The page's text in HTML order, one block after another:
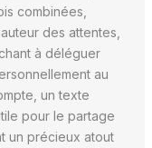
combinées,
des attentes,
à déléguer
au
un texte
pour le partage
un précieux atout